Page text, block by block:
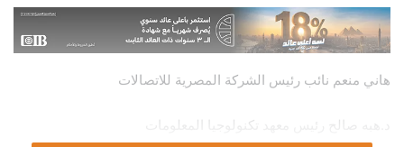
هاني منعم نائب رئيس الشركة المصرية للاتصالات
د.هبه صالح رئيس معهد تكنولوجيا المعلومات